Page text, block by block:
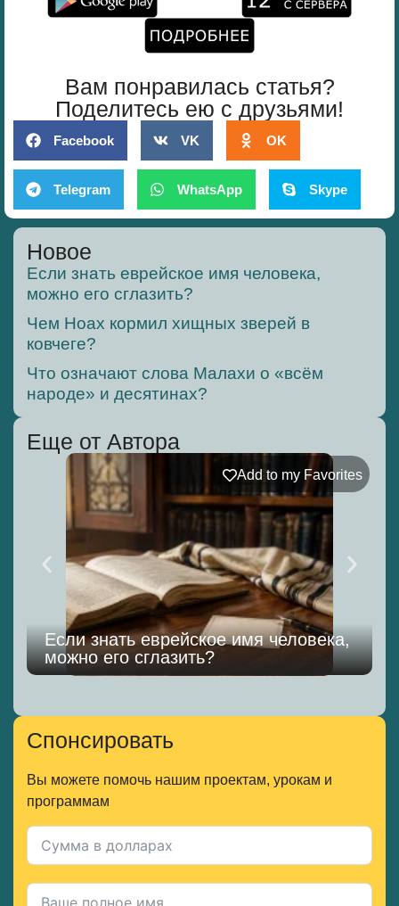
Вам понравилась статья?
Поделитесь ею с друзьями!
Facebook VK OK
Telegram WhatsApp Skype
Новое
Если знать еврейское имя человека,
можно его сглазить?
Чем Ноах кормил хищных зверей в
ковчеге?
Что означают слова Малахи о «всём
народе» и десятинах?
Еще от Автора
Add to my Favorites
Если знать еврейское имя человека,
можно его сглазить?
Спонсировать
Вы можете помочь нашим проектам, урокам и
программам